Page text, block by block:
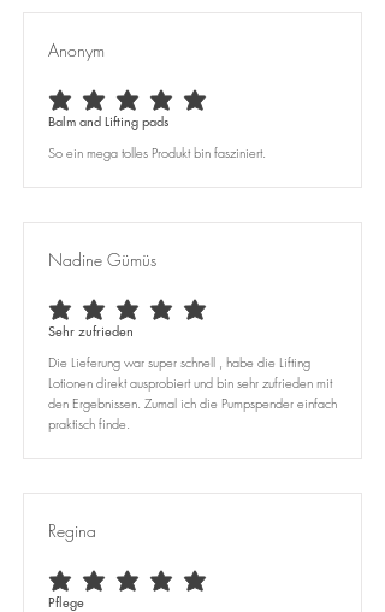
Anonym
average rating is 5 out of 5
Balm and Lifting pads
So ein mega tolles Produkt bin fasziniert.
Nadine Gümüs
average rating is 5 out of 5
Sehr zufrieden
Die Lieferung war super schnell , habe die Lifting
Lotionen direkt ausprobiert und bin sehr zufrieden mit
den Ergebnissen. Zumal ich die Pumpspender einfach
praktisch finde.
Regina
average rating is 5 out of 5
Pflege